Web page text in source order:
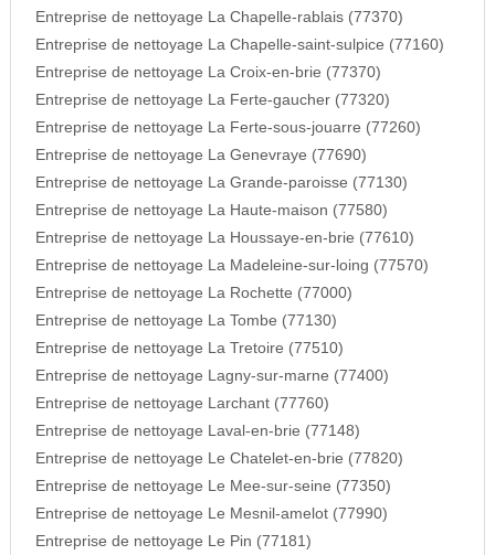
Entreprise de nettoyage La Chapelle-rablais (77370)
Entreprise de nettoyage La Chapelle-saint-sulpice (77160)
Entreprise de nettoyage La Croix-en-brie (77370)
Entreprise de nettoyage La Ferte-gaucher (77320)
Entreprise de nettoyage La Ferte-sous-jouarre (77260)
Entreprise de nettoyage La Genevraye (77690)
Entreprise de nettoyage La Grande-paroisse (77130)
Entreprise de nettoyage La Haute-maison (77580)
Entreprise de nettoyage La Houssaye-en-brie (77610)
Entreprise de nettoyage La Madeleine-sur-loing (77570)
Entreprise de nettoyage La Rochette (77000)
Entreprise de nettoyage La Tombe (77130)
Entreprise de nettoyage La Tretoire (77510)
Entreprise de nettoyage Lagny-sur-marne (77400)
Entreprise de nettoyage Larchant (77760)
Entreprise de nettoyage Laval-en-brie (77148)
Entreprise de nettoyage Le Chatelet-en-brie (77820)
Entreprise de nettoyage Le Mee-sur-seine (77350)
Entreprise de nettoyage Le Mesnil-amelot (77990)
Entreprise de nettoyage Le Pin (77181)